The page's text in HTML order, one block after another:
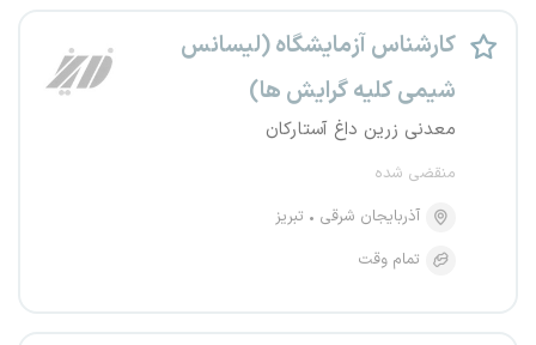
کارشناس آزمایشگاه (لیسانس
شیمی کلیه گرایش ها)
معدنی زرین داغ آستارکان
منقضی شده
آذربایجان شرقی
تبریز
تمام وقت